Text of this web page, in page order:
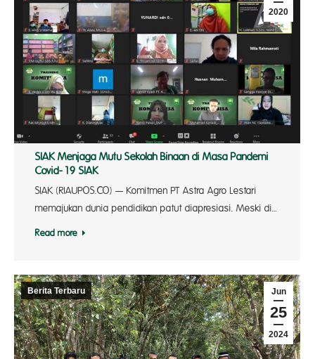
2020
SIAK Menjaga Mutu Sekolah Binaan di Masa Pandemi
Covid-19 SIAK
SIAK (RIAUPOS.CO) — Komitmen PT Astra Agro Lestari
memajukan dunia pendidikan patut diapresiasi. Meski di…
Read more
Jun
25
2024
Berita Terbaru